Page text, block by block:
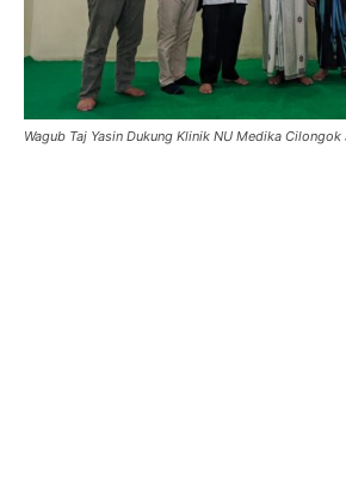
Wagub Taj Yasin Dukung Klinik NU Medika